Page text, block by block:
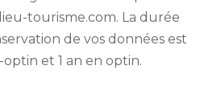
tourisme.com. La durée
de vos données est
et 1 an en optin.